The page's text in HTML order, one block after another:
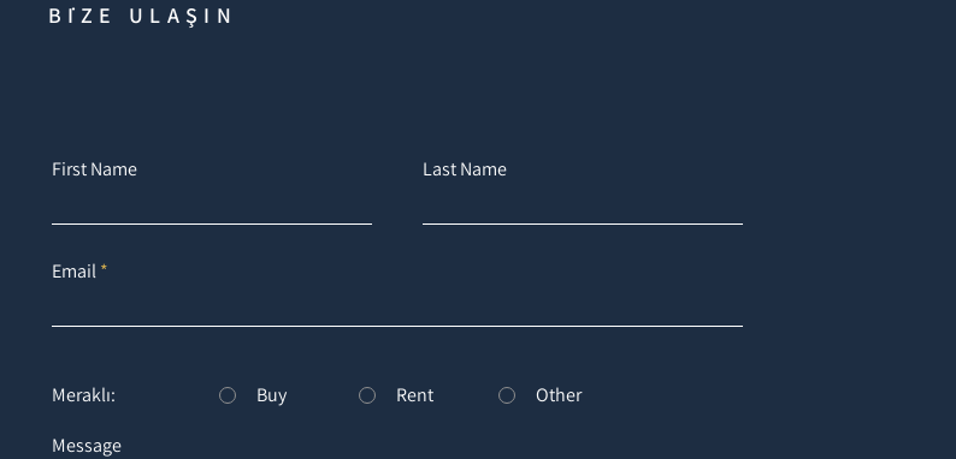
BİZE ULAŞIN
First Name Last Name
Email
Meraklı: Buy Rent
Other
Message